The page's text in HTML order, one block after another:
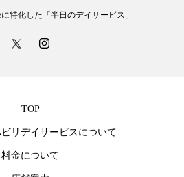
特化した「半日のデイサービス」
TOP
リデイサービスについて
料金について